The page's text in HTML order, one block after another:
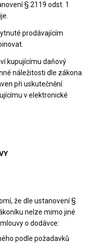
§ 2119 odst. 1
prodávajícím
kupujícímu daňový
náležitosti dle zákona
při uskutečnění
v elektronické
že dle ustanovení §
nelze mimo jiné
o dodávce:
podle požadavků